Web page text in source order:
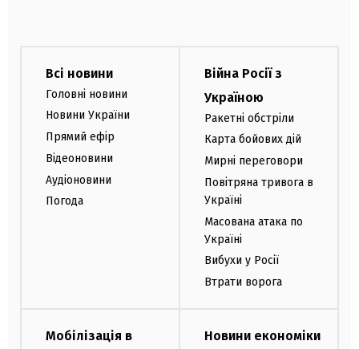
Всі новини
Головні новини
Новини України
Прямий ефір
Відеоновини
Аудіоновини
Погода
Війна Росії з
Україною
Ракетні обстріли
Карта бойових дій
Мирні переговори
Повітряна тривога в
Україні
Масована атака по
Україні
Вибухи у Росії
Втрати ворога
Мобілізація в
Новини економіки